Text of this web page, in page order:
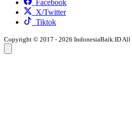
Facebook
X/Twitter
Tiktok
Copyright © 2017 - 2026 IndonesiaBaik.ID All